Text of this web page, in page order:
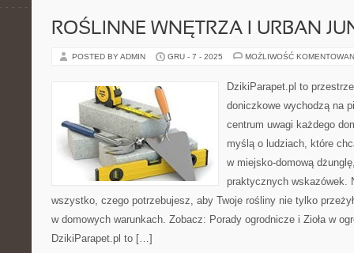
ROŚLINNE WNĘTRZA I URBAN
POSTED BY ADMIN GRU - 7 - 2025 MOŻLIWOŚĆ
DzikiParapet.pl to
doniczkowe wychodzą na
centrum uwagi każdego
myślą o ludziach, które
w miejsko-domową
praktycznych wskazówek.
wszystko, czego potrzebujesz, aby Twoje rośliny nie tylko
w domowych warunkach. Zobacz: Porady ogrodnicze i Zioła w
DzikiParapet.pl to […]